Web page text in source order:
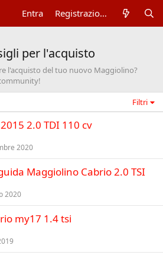
Entra Registrazione
per l'acquisto
l'acquisto del tuo nuovo Maggiolino?
Filtri
2.0 TDI 110 cv
2020
Maggiolino Cabrio 2.0 TSI
2020
my17 1.4 tsi